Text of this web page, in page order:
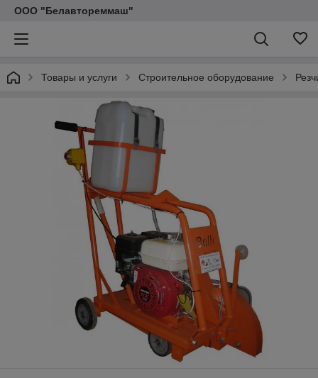
ООО "Белавтореммаш"
Товары и услуги Строительное оборудование